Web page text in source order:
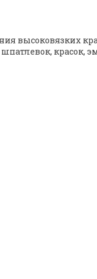
высоковязких
красок,